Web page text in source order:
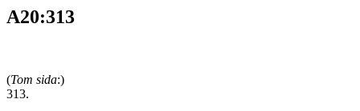
A20:313
(Tom sida:)
313.